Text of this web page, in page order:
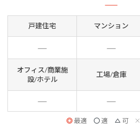
戸建住宅 マンション
オフィス/商業施
設/ホテル
工場/倉庫
最適 適 可